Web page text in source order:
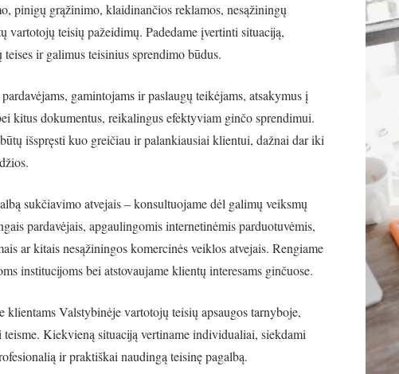
pinigų grąžinimo, klaidinančios reklamos, nesąžiningų
vartotojų teisių pažeidimų. Padedame įvertinti situaciją,
ir galimus teisinius sprendimo būdus.
gamintojams ir paslaugų teikėjams, atsakymus į
kitus dokumentus, reikalingus efektyviam ginčo sprendimui.
išspręsti kuo greičiau ir palankiausiai klientui, dažnai dar iki
sukčiavimo atvejais – konsultuojame dėl galimų veiksmų
pardavėjais, apgaulingomis internetinėmis parduotuvėmis,
ar kitais nesąžiningos komercinės veiklos atvejais. Rengiame
institucijoms bei atstovaujame klientų interesams ginčuose.
klientams Valstybinėje vartotojų teisių apsaugos tarnyboje,
teisme. Kiekvieną situaciją vertiname individualiai, siekdami
ir praktiškai naudingą teisinę pagalbą.